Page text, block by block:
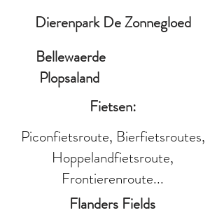
Dierenpark De Zonnegloed
Bellewaerde
Plopsaland
Piconfietsroute, Bierfietsroutes,
Hoppelandfietsroute,
Frontierenroute...
Fietsen:
Flanders Fields